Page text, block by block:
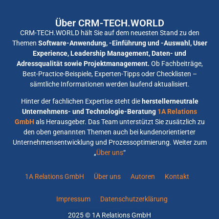
Über CRM-TECH.WORLD
CRM-TECH.WORLD hält Sie auf dem neuesten Stand zu den
Themen Software-Anwendung, -Einführung und -Auswahl, User
Experience, Leadership Management, Daten- und
Adressqualität sowie Projektmanagement. Ob Fachbeiträge,
Best-Practice-Beispiele, Experten-Tipps oder Checklisten –
sämtliche Informationen werden laufend aktualisiert.
Hinter der fachlichen Expertise steht die herstellerneutrale
Unternehmens- und Technologie-Beratung 1A Relations
GmbH als Herausgeber. Das Team unterstützt Sie zusätzlich zu
den oben genannten Themen auch bei kundenorientierter
Unternehmensentwicklung und Prozessoptimierung. Weiter zum
„Über uns“
1A Relations GmbH Über uns Autoren Kontakt
Impressum Datenschutzerklärung
2025 © 1A Relations GmbH